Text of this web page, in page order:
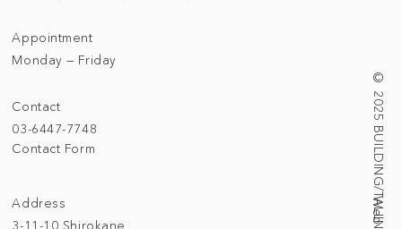
Address
3-11-10 Shirokane
© 2025 BUILDING/TALLNESS LTD.
Contact
03-6447-7748
Contact Form
Appointment
Monday — Friday